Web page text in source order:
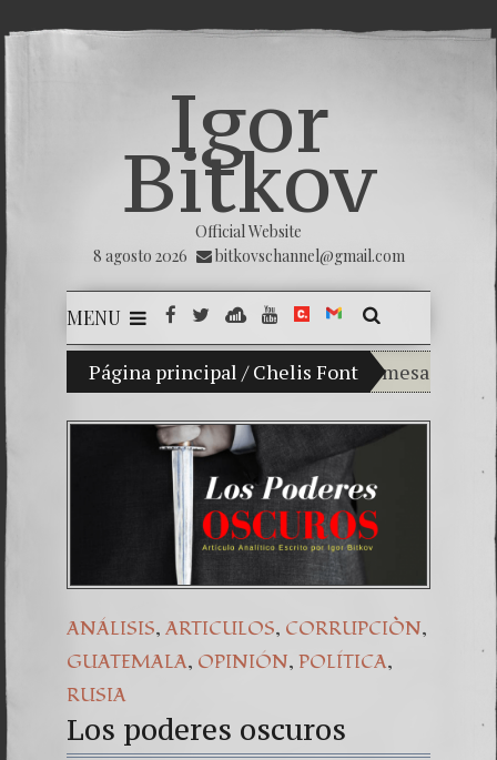
Igor
Bitkov
Official Website
8 agosto 2026
bitkovschannel@gmail.com
MENU
Página principal / Chelis Font
Mi hijo Vladimir Bitkov, una promesa del tenis
Rompiendo
¿Cómo el
El Día de la
Una señal de
7.
ANÁLISIS, ARTICULOS, CORRUPCIÒN,
GUATEMALA, OPINIÓN, POLÍTICA,
RUSIA
Los poderes oscuros